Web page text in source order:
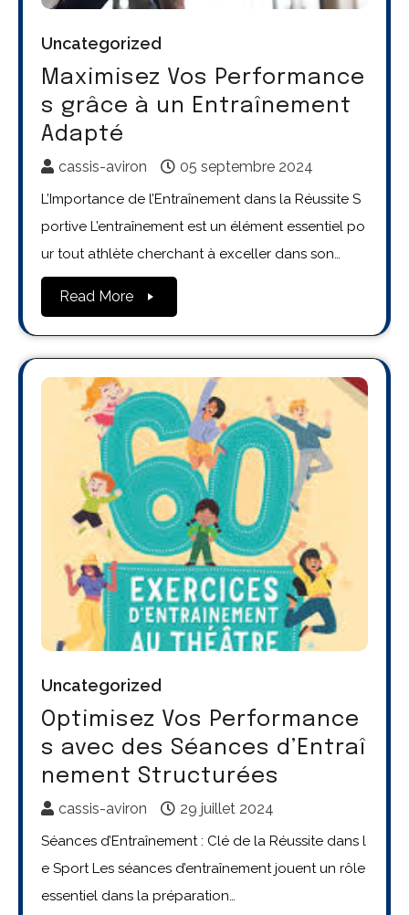
Uncategorized
Maximisez Vos Performance
s grâce à un Entraînement
Adapté
cassis-aviron 05 septembre 2024
L’Importance de l’Entraînement dans la Réussite S
portive L’entraînement est un élément essentiel po
ur tout athlète cherchant à exceller dans son…
Read More
Uncategorized
Optimisez Vos Performance
s avec des Séances d’Entraî
nement Structurées
cassis-aviron 29 juillet 2024
Séances d’Entraînement : Clé de la Réussite dans l
e Sport Les séances d’entraînement jouent un rôle
essentiel dans la préparation…